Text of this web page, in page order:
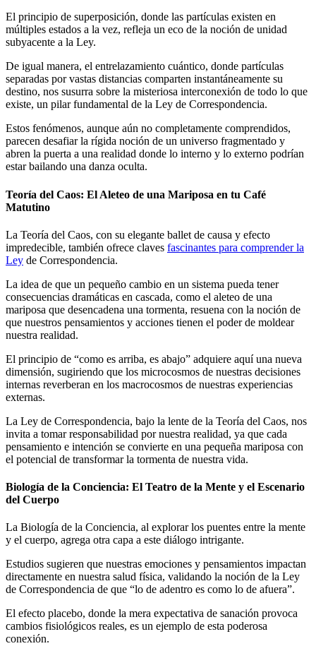
El principio de superposición, donde las partículas existen en
múltiples estados a la vez, refleja un eco de la noción de unidad
subyacente a la Ley.
De igual manera, el entrelazamiento cuántico, donde partículas
separadas por vastas distancias comparten instantáneamente su
destino, nos susurra sobre la misteriosa interconexión de todo lo que
existe, un pilar fundamental de la Ley de Correspondencia.
Estos fenómenos, aunque aún no completamente comprendidos,
parecen desafiar la rígida noción de un universo fragmentado y
abren la puerta a una realidad donde lo interno y lo externo podrían
estar bailando una danza oculta.
Teoría del Caos: El Aleteo de una Mariposa en tu Café
Matutino
La Teoría del Caos, con su elegante ballet de causa y efecto
impredecible, también ofrece claves fascinantes para comprender la
Ley de Correspondencia.
La idea de que un pequeño cambio en un sistema pueda tener
consecuencias dramáticas en cascada, como el aleteo de una
mariposa que desencadena una tormenta, resuena con la noción de
que nuestros pensamientos y acciones tienen el poder de moldear
nuestra realidad.
El principio de “como es arriba, es abajo” adquiere aquí una nueva
dimensión, sugiriendo que los microcosmos de nuestras decisiones
internas reverberan en los macrocosmos de nuestras experiencias
externas.
La Ley de Correspondencia, bajo la lente de la Teoría del Caos, nos
invita a tomar responsabilidad por nuestra realidad, ya que cada
pensamiento e intención se convierte en una pequeña mariposa con
el potencial de transformar la tormenta de nuestra vida.
Biología de la Conciencia: El Teatro de la Mente y el Escenario
del Cuerpo
La Biología de la Conciencia, al explorar los puentes entre la mente
y el cuerpo, agrega otra capa a este diálogo intrigante.
Estudios sugieren que nuestras emociones y pensamientos impactan
directamente en nuestra salud física, validando la noción de la Ley
de Correspondencia de que “lo de adentro es como lo de afuera”.
El efecto placebo, donde la mera expectativa de sanación provoca
cambios fisiológicos reales, es un ejemplo de esta poderosa
conexión.